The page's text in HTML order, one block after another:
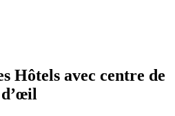
Hôtels avec centre de